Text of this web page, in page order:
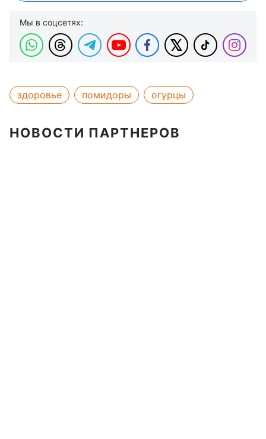
Мы в соцсетях:
здоровье помидоры огурцы
НОВОСТИ ПАРТНЕРОВ